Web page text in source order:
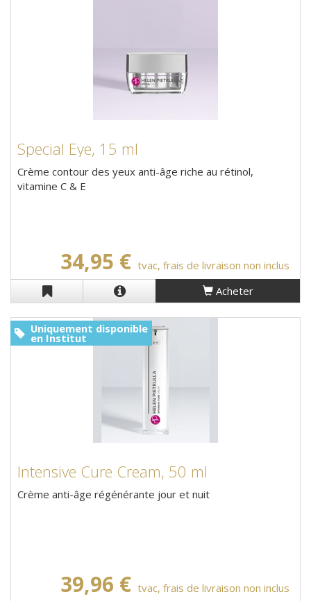
Special Eye, 15 ml
Crème contour des yeux anti-âge riche au rétinol,
vitamine C & E
34,95 € tvac, frais de livraison non inclus
Acheter
Intensive Cure Cream, 50 ml
Crème anti-âge régénérante jour et nuit
39,96 € tvac, frais de livraison non inclus
Uniquement disponible
en Institut